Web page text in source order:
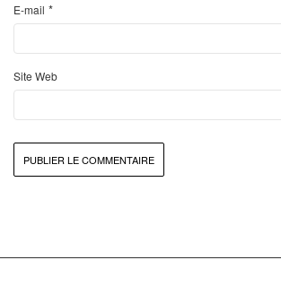
E-mail *
Site Web